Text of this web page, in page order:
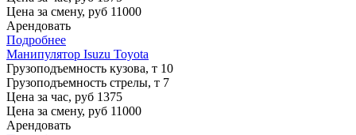
Цена за смену, руб 11000
Арендовать
Подробнее
Манипулятор Isuzu Toyota
Грузоподъемность кузова, т 10
Грузоподъемность стрелы, т 7
Цена за час, руб 1375
Цена за смену, руб 11000
Арендовать